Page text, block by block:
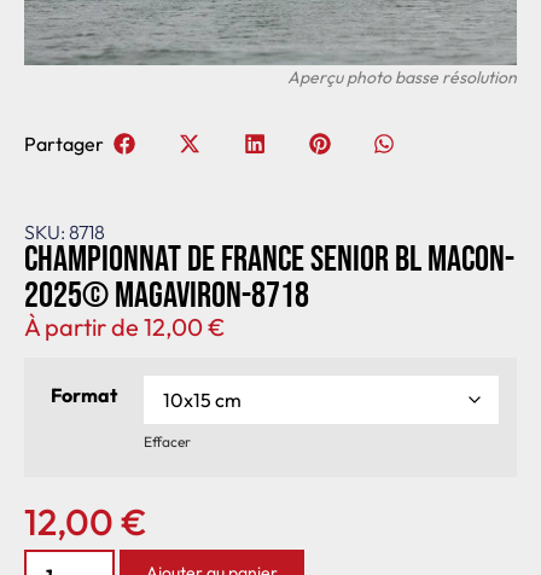
SKU: 8718
Championnat de France senior BL Macon-
2025© MagAviron-8718
À partir de 12,00€
Format
Effacer
12,00€
Partager